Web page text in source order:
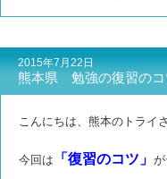
2015年7月22日
熊本県 勉強の復習のコ
こんにちは、熊本のトライ
今回は 「復習のコツ」 が